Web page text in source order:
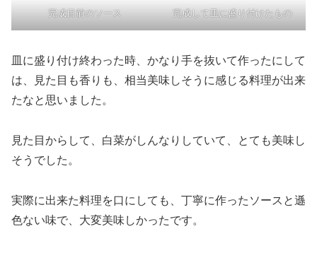
完成目前のソース 完成して皿に盛り付けたもの
皿に盛り付け終わった時、かなり手を抜いて作ったにして
は、見た目も香りも、相当美味しそうに感じる料理が出来
たなと思いました。
見た目からして、白菜がしんなりしていて、とても美味し
そうでした。
実際に出来た料理を口にしても、丁寧に作ったソースと遜
色ない味で、大変美味しかったです。